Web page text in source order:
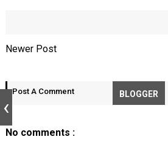
Newer Post
Post A Comment BLOGGER
No comments :